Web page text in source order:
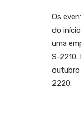
Os
do
uma
S-
outubro
2220.